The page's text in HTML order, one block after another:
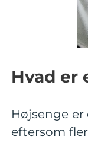
Hvad er
Højsenge
eftersom